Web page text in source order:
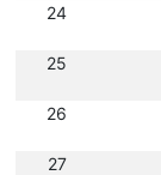
24
25
26
27